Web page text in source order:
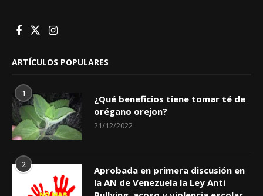
ARTÍCULOS POPULARES
1
¿Qué beneficios tiene tomar té de
orégano orejon?
21/12/2022
2
Aprobada en primera discusión en
la AN de Venezuela la Ley Anti